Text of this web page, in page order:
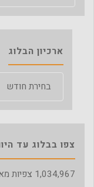
ארכיון הבלוג
צפו בבלוג עד
1,034,967 צפיות מאז